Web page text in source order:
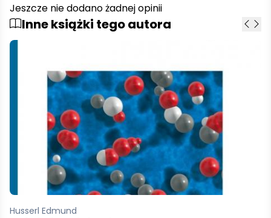
Jeszcze nie dodano żadnej opinii
Inne książki tego autora
Husserl Edmund